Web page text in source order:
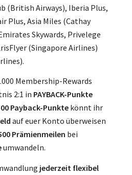
(British Airways), Iberia Plus,
Plus, Asia Miles (Cathay
Skywards, Privelege
(Singapore Airlines)
Membership-Rewards
2:1 in PAYBACK-Punkte
Payback-Punktekönnt ihr
auf euer Konto überweisen
Prämienmeilen bei
umwandeln.
jederzeit flexibel